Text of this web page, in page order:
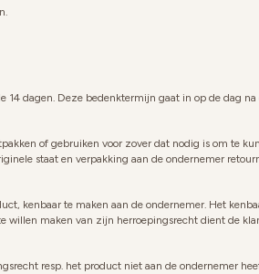
dagen. Deze bedenktermijn gaat in op de dag
of gebruiken voor zover dat nodig is om te
staat en verpakking aan de ondernemer
kenbaar te maken aan de ondernemer. Het
maken van zijn herroepingsrecht dient de
resp. het product niet aan de ondernemer